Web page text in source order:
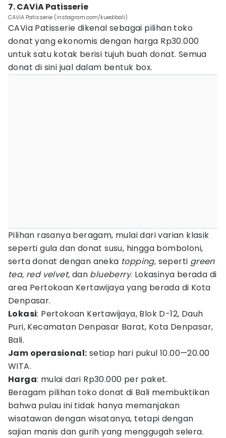
7. CAViA Patisserie
CAViA Patisserie (instagram.com/kuedibali)
CAVia Patisserie dikenal sebagai pilihan toko
donat yang ekonomis dengan harga Rp30.000
untuk satu kotak berisi tujuh buah donat. Semua
donat di sini jual dalam bentuk box.
Pilihan rasanya beragam, mulai dari varian klasik
seperti gula dan donat susu, hingga bomboloni,
serta donat dengan aneka topping, seperti green
tea, red velvet, dan blueberry. Lokasinya berada di
area Pertokoan Kertawijaya yang berada di Kota
Denpasar.
Lokasi: Pertokoan Kertawijaya, Blok D-12, Dauh
Puri, Kecamatan Denpasar Barat, Kota Denpasar,
Bali.
Jam operasional: setiap hari pukul 10.00—20.00
WITA.
Harga: mulai dari Rp30.000 per paket.
Beragam pilihan toko donat di Bali membuktikan
bahwa pulau ini tidak hanya memanjakan
wisatawan dengan wisatanya, tetapi dengan
sajian manis dan gurih yang menggugah selera.